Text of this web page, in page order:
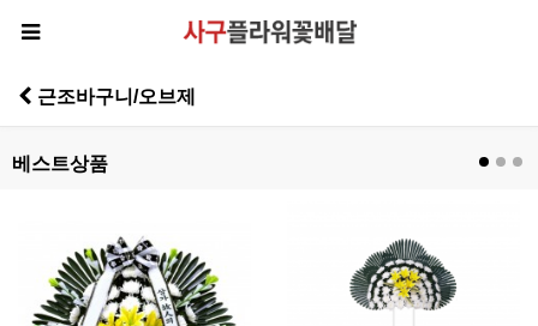
근조바구니/오브제
베스트상품